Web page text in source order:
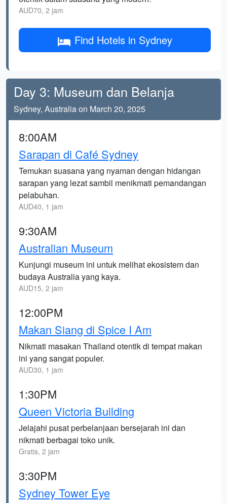
AUD70, 2 jam
Find Hotels in Sydney
Day 3: Museum dan Belanja
Sydney, Australia on March 20, 2025
8:00AM
Sarapan di Café Sydney
Temukan suasana yang nyaman dengan hidangan
sarapan yang lezat sambil menikmati pemandangan
pelabuhan.
AUD40, 1 jam
9:30AM
Australian Museum
Kunjungi museum ini untuk melihat ekosistem dan
budaya Australia yang kaya.
AUD15, 2 jam
12:00PM
Makan Siang di Spice I Am
Nikmati masakan Thailand otentik di tempat makan
ini yang sangat populer.
AUD30, 1 jam
1:30PM
Queen Victoria Building
Jelajahi pusat perbelanjaan bersejarah ini dan
nikmati berbagai toko unik.
Gratis, 2 jam
3:30PM
Sydney Tower Eye